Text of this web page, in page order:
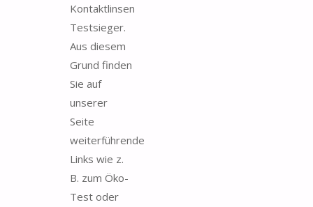
Kontaktlinsen
Testsieger.
Aus diesem
Grund finden
Sie auf
unserer
Seite
weiterführende
Links wie z.
B. zum Öko-
Test oder